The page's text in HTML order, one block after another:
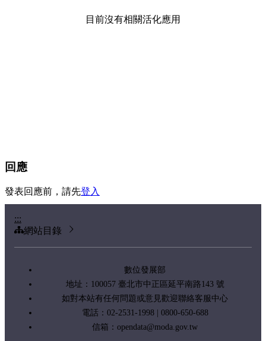
目前沒有相關活化應用
回應
發表回應前，請先登入
:::
網站目錄
數位發展部
地址：100057 臺北市中正區延平南路143 號
如對本站有任何問題或意見歡迎聯絡客服中心
電話：02-2531-1998 | 0800-650-688
信箱： opendata@moda.gov.tw